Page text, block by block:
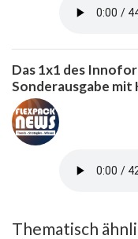
Das 1x1 des
Sonderausgabe
Thematisch